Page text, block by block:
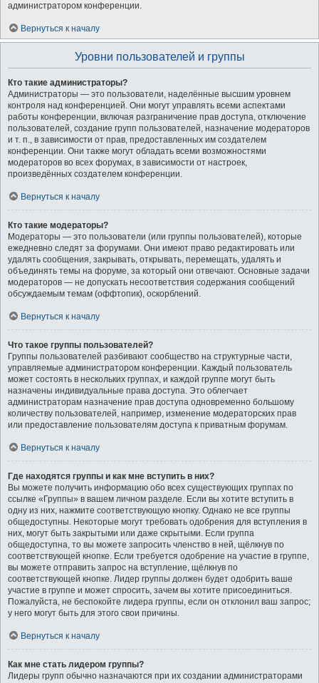
администратором конференции.
Вернуться к началу
Уровни пользователей и группы
Кто такие администраторы?
Администраторы — это пользователи, наделённые высшим уровнем
контроля над конференцией. Они могут управлять всеми аспектами
работы конференции, включая разграничение прав доступа, отключение
пользователей, создание групп пользователей, назначение модераторов
и т. п., в зависимости от прав, предоставленных им создателем
конференции. Они также могут обладать всеми возможностями
модераторов во всех форумах, в зависимости от настроек,
произведённых создателем конференции.
Вернуться к началу
Кто такие модераторы?
Модераторы — это пользователи (или группы пользователей), которые
ежедневно следят за форумами. Они имеют право редактировать или
удалять сообщения, закрывать, открывать, перемещать, удалять и
объединять темы на форуме, за который они отвечают. Основные задачи
модераторов — не допускать несоответствия содержания сообщений
обсуждаемым темам (оффтопик), оскорблений.
Вернуться к началу
Что такое группы пользователей?
Группы пользователей разбивают сообщество на структурные части,
управляемые администратором конференции. Каждый пользователь
может состоять в нескольких группах, и каждой группе могут быть
назначены индивидуальные права доступа. Это облегчает
администраторам назначение прав доступа одновременно большому
количеству пользователей, например, изменение модераторских прав
или предоставление пользователям доступа к приватным форумам.
Вернуться к началу
Где находятся группы и как мне вступить в них?
Вы можете получить информацию обо всех существующих группах по
ссылке «Группы» в вашем личном разделе. Если вы хотите вступить в
одну из них, нажмите соответствующую кнопку. Однако не все группы
общедоступны. Некоторые могут требовать одобрения для вступления в
них, могут быть закрытыми или даже скрытыми. Если группа
общедоступна, то вы можете запросить членство в ней, щёлкнув по
соответствующей кнопке. Если требуется одобрение на участие в группе,
вы можете отправить запрос на вступление, щёлкнув по
соответствующей кнопке. Лидер группы должен будет одобрить ваше
участие в группе и может спросить, зачем вы хотите присоединиться.
Пожалуйста, не беспокойте лидера группы, если он отклонил ваш запрос;
у него могут быть для этого свои причины.
Вернуться к началу
Как мне стать лидером группы?
Лидеры групп обычно назначаются при их создании администраторами